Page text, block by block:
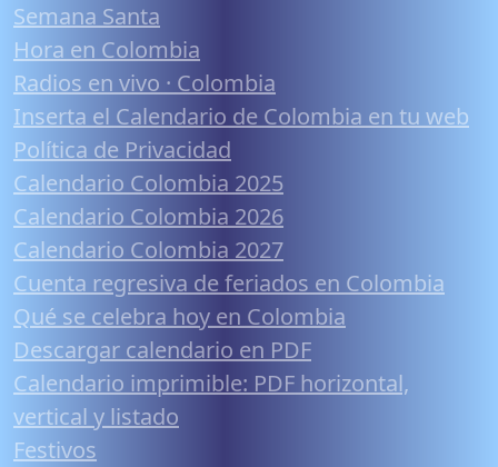
Semana Santa
Hora en Colombia
Radios en vivo · Colombia
Inserta el Calendario de Colombia en tu web
Política de Privacidad
Calendario Colombia 2025
Calendario Colombia 2026
Calendario Colombia 2027
Cuenta regresiva de feriados en Colombia
Qué se celebra hoy en Colombia
Descargar calendario en PDF
Calendario imprimible: PDF horizontal,
vertical y listado
Festivos